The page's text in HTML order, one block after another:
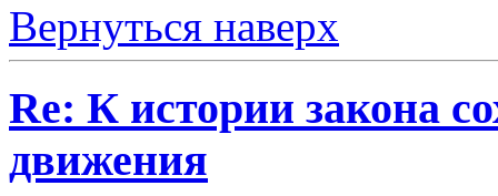
Вернуться наверх
Re: К истории закона
движения